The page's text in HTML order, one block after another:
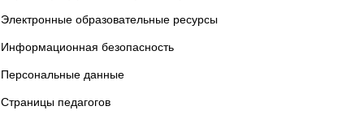
Электронные образовательные ресурсы
Информационная безопасность
Персональные данные
Страницы педагогов